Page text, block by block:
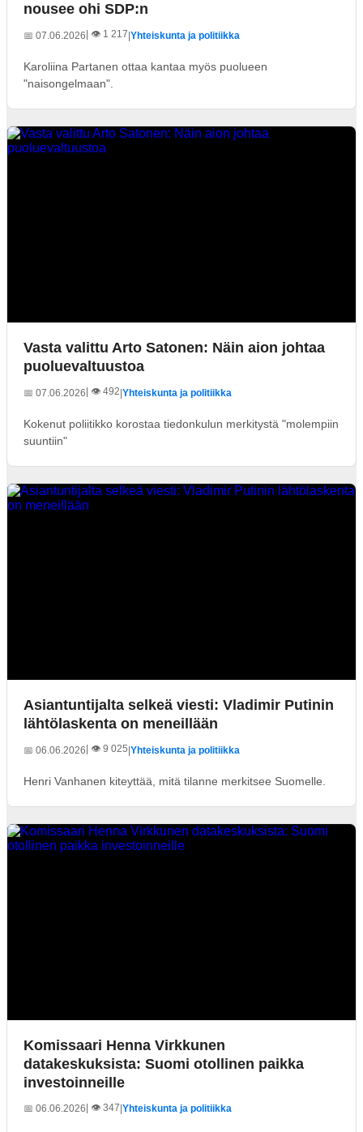
nousee ohi SDP:n
📅 07.06.2026 | 👁️ 1 217|Yhteiskunta ja politiikka
Karoliina Partanen ottaa kantaa myös puolueen
"naisongelmaan".
Vasta valittu Arto Satonen: Näin aion johtaa
puoluevaltuustoa
📅 07.06.2026 | 👁️ 492|Yhteiskunta ja politiikka
Kokenut poliitikko korostaa tiedonkulun merkitystä "molempiin
suuntiin"
Asiantuntijalta selkeä viesti: Vladimir Putinin
lähtölaskenta on meneillään
📅 06.06.2026 | 👁️ 9 025|Yhteiskunta ja politiikka
Henri Vanhanen kiteyttää, mitä tilanne merkitsee Suomelle.
Komissaari Henna Virkkunen
datakeskuksista: Suomi otollinen paikka
investoinneille
📅 06.06.2026| 👁️ 347 Yhteiskunta ja politiikka